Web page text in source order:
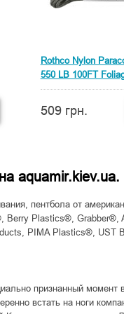
Rothco Nylon
550 LB 100FT
509 грн.
aquamir.kiev.ua.
пентбола от
Berry Plastics®, Grabber®,
PIMA Plastics®, UST
признанный момент
встать на ноги